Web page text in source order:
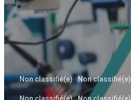
Non classifié(e) Non classifié(e)